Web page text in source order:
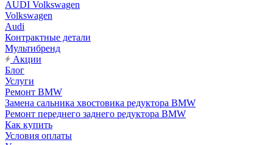
AUDI Volkswagen
Volkswagen
Audi
Контрактные детали
Мультибренд
Акции
Блог
Услуги
Ремонт BMW
Замена сальника хвостовика редуктора BMW
Ремонт переднего заднего редуктора BMW
Как купить
Условия оплаты